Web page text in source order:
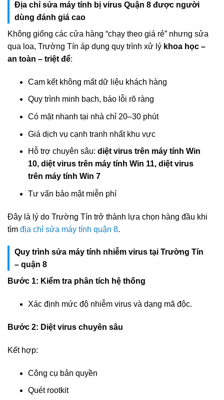
Địa chỉ sửa máy tính bị virus Quận 8 được người
dùng đánh giá cao
Không giống các cửa hàng “chạy theo giá rẻ” nhưng sửa
qua loa, Trường Tín áp dụng quy trình xử lý khoa học –
an toàn – triệt để:
Cam kết không mất dữ liệu khách hàng
Quy trình minh bạch, báo lỗi rõ ràng
Có mặt nhanh tại nhà chỉ 20–30 phút
Giá dịch vụ cạnh tranh nhất khu vực
Hỗ trợ chuyên sâu: diệt virus trên máy tính Win
10, diệt virus trên máy tính Win 11, diệt virus
trên máy tính Win 7
Tư vấn bảo mật miễn phí
Đây là lý do Trường Tín trở thành lựa chọn hàng đầu khi
tìm địa chỉ sửa máy tính quận 8.
Quy trình sửa máy tính nhiễm virus tại Trường Tín
– quận 8
Bước 1: Kiểm tra phân tích hệ thống
Xác định mức độ nhiễm virus và dạng mã độc.
Bước 2: Diệt virus chuyên sâu
Kết hợp:
Công cụ bản quyền
Quét rootkit